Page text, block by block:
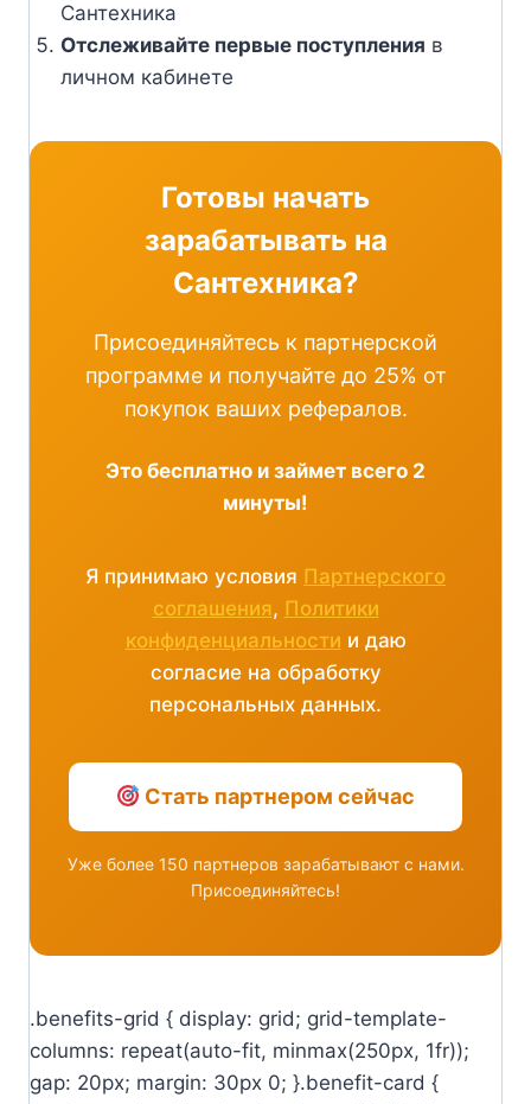
Сантехника
Отслеживайте первые поступления в
личном кабинете
Готовы начать
зарабатывать на
Сантехника?
Присоединяйтесь к партнерской
программе и получайте до 25% от
покупок ваших рефералов.
Это бесплатно и займет всего 2
минуты!
Я принимаю условия Партнерского
соглашения, Политики
конфиденциальности и даю
согласие на обработку
персональных данных.
Стать партнером сейчас
Уже более 150 партнеров зарабатывают с нами.
Присоединяйтесь!
.benefits-grid { display: grid; grid-template-
columns: repeat(auto-fit, minmax(250px, 1fr));
gap: 20px; margin: 30px 0; }.benefit-card {